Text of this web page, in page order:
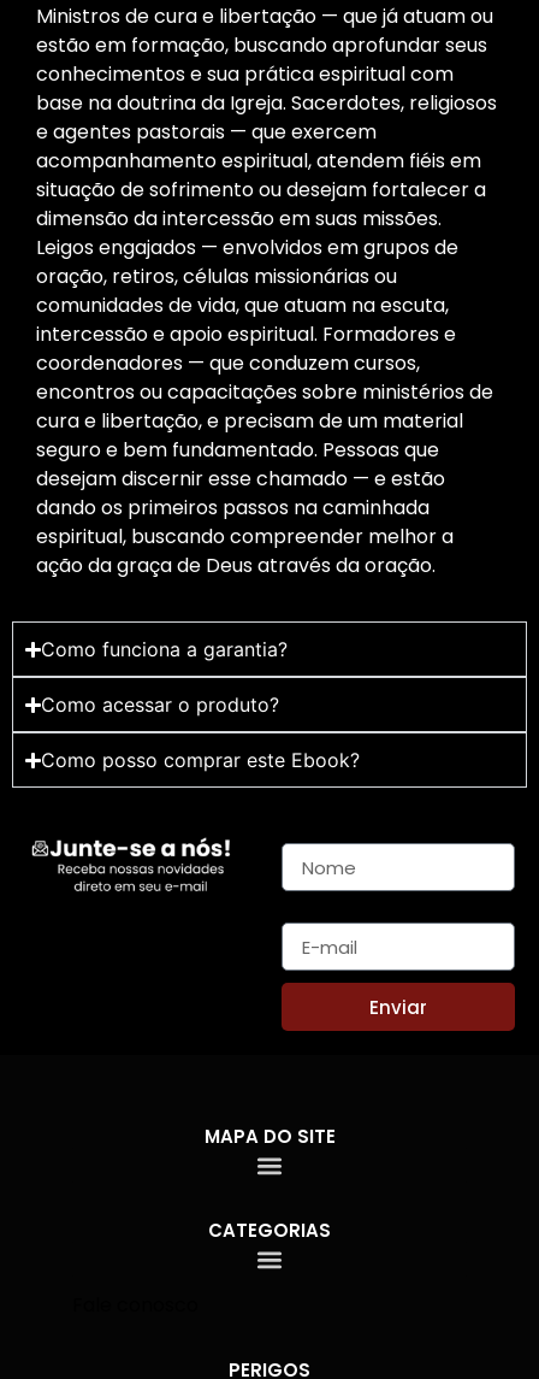
Ministros de cura e libertação — que já atuam ou
estão em formação, buscando aprofundar seus
conhecimentos e sua prática espiritual com
base na doutrina da Igreja. Sacerdotes, religiosos
e agentes pastorais — que exercem
acompanhamento espiritual, atendem fiéis em
situação de sofrimento ou desejam fortalecer a
dimensão da intercessão em suas missões.
Leigos engajados — envolvidos em grupos de
oração, retiros, células missionárias ou
comunidades de vida, que atuam na escuta,
intercessão e apoio espiritual. Formadores e
coordenadores — que conduzem cursos,
encontros ou capacitações sobre ministérios de
cura e libertação, e precisam de um material
seguro e bem fundamentado. Pessoas que
desejam discernir esse chamado — e estão
dando os primeiros passos na caminhada
espiritual, buscando compreender melhor a
ação da graça de Deus através da oração.
Como funciona a garantia?
Como acessar o produto?
Como posso comprar este Ebook?
Enviar
MAPA DO SITE
CATEGORIAS
PERIGOS